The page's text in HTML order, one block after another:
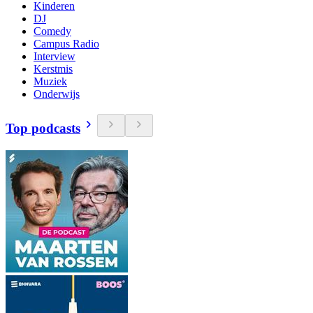
Kinderen
DJ
Comedy
Campus Radio
Interview
Kerstmis
Muziek
Onderwijs
Top podcasts